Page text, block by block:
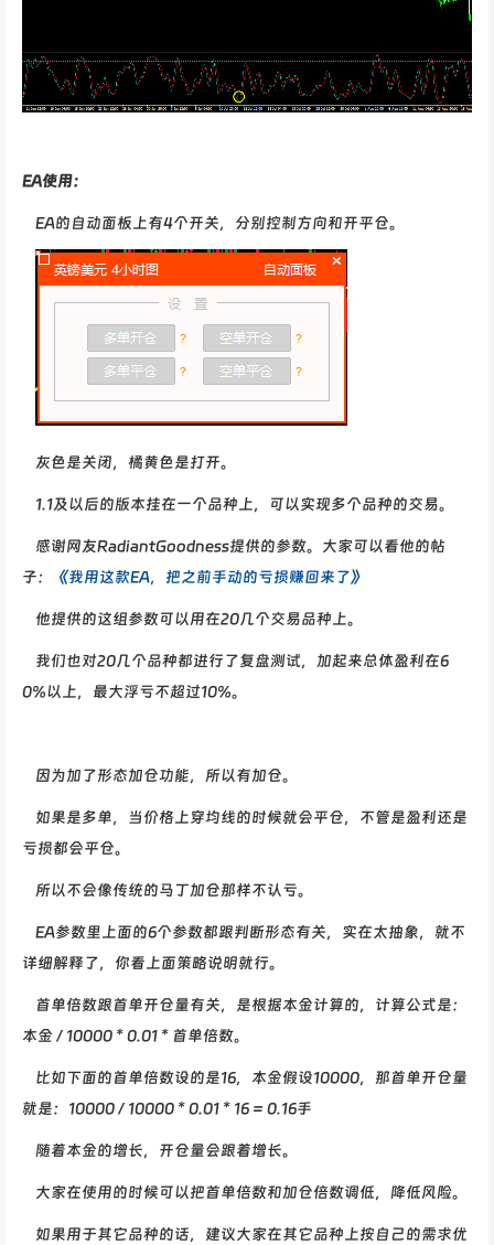
EA使用：
EA的自动面板上有4个开关，分别控制方向和开平仓。
灰色是关闭，橘黄色是打开。
1.1及以后的版本挂在一个品种上，可以实现多个品种的交易。
感谢网友RadiantGoodness提供的参数。大家可以看他的帖
子：
《我用这款EA，把之前手动的亏损赚回来了》
他提供的这组参数可以用在20几个交易品种上。
我们也对20几个品种都进行了复盘测试，加起来总体盈利在6
0%以上，最大浮亏不超过10%。
因为加了形态加仓功能，所以有加仓。
如果是多单，当价格上穿均线的时候就会平仓，不管是盈利还是
亏损都会平仓。
所以不会像传统的马丁加仓那样不认亏。
EA参数里上面的6个参数都跟判断形态有关，实在太抽象，就不
详细解释了，你看上面策略说明就行。
首单倍数跟首单开仓量有关，是根据本金计算的，计算公式是：
本金 / 10000 * 0.01 * 首单倍数。
比如下面的首单倍数设的是16，本金假设10000，那首单开仓量
就是：10000 / 10000 * 0.01 * 16 = 0.16手
随着本金的增长，开仓量会跟着增长。
大家在使用的时候可以把首单倍数和加仓倍数调低，降低风险。
如果用于其它品种的话，建议大家在其它品种上按自己的需求优